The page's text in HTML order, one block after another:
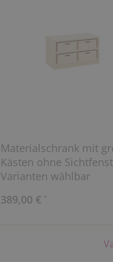
Materialschrank mit
Kästen ohne
Varianten wählbar
389,00 € *